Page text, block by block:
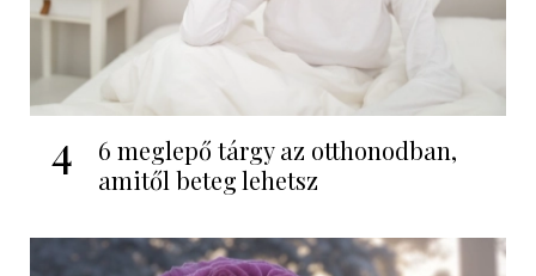
4
6 meglepő tárgy az otthonodban,
amitől beteg lehetsz